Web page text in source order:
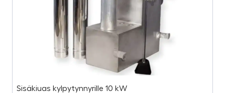
Sisäkiuas kylpytynnyrille 10 kW